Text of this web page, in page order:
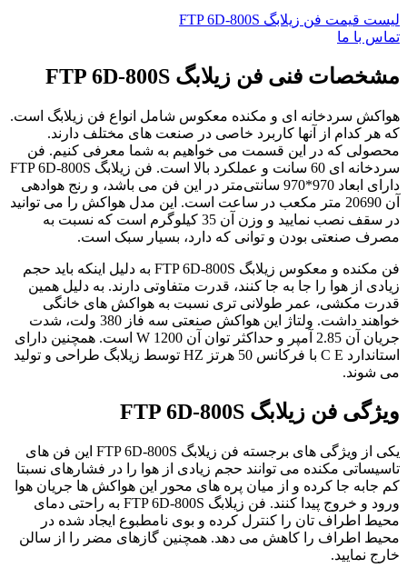
لیست قیمت فن زیلابگ FTP 6D-800S
تماس با ما
مشخصات فنی فن زیلابگ FTP 6D-800S
هواکش سردخانه ای و مکنده معکوس شامل انواع فن زیلابگ است.
که هر کدام از آنها کاربرد خاصی در صنعت های مختلف دارند.
محصولی که در این قسمت می خواهیم به شما معرفی کنیم. فن
سردخانه ای 60 سانت و عملکرد بالا است. فن زیلابگ FTP 6D-800S
دارای ابعاد 970*970 سانتی‌متر در این فن می باشد، و رنج هوادهی
آن 20690 متر مکعب در ساعت است. این مدل هواکش را می توانید
در سقف نصب نمایید و وزن آن 35 کیلوگرم است که نسبت به
مصرف صنعتی بودن و توانی که دارد، بسیار سبک است.
فن مکنده و معکوس زیلابگ FTP 6D-800S به دلیل اینکه باید حجم
زیادی از هوا را جا به جا کنند، قدرت متفاوتی دارند. به دلیل همین
قدرت مکشی، عمر طولانی تری نسبت به هواکش های خانگی
خواهند داشت. ولتاژ این هواکش صنعتی سه فاز 380 ولت، شدت
جریان آن 2.85 آمپر و حداکثر توان آن 1200 W است. همچنین دارای
استاندارد C E با فرکانس 50 هرتز HZ توسط زیلابگ طراحی و تولید
می شوند.
ویژگی فن زیلابگ FTP 6D-800S
یکی از ویژگی های برجسته فن زیلابگ FTP 6D-800S این فن های
تاسیساتی مکنده می توانند حجم زیادی از هوا را در فشارهای نسبتا
کم جابه جا کرده و از میان پره های محور این هواکش ها جریان هوا
ورود و خروج پیدا کنند. فن زیلابگ FTP 6D-800S به راحتی دمای
محیط اطراف تان را كنترل کرده و بوی نامطبوع ایجاد شده در
محیط اطراف را کاهش می دهد. همچنین گازهای مضر را از سالن
خارج نمایید.